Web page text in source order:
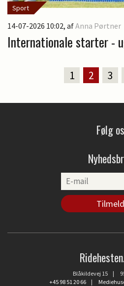
Sport
14-07-2026 10:02, afAnna Pørtner
Internationale starter -
1 2 3
Følg os
Blåkildevej 15 |
+45 98 51 20 66|